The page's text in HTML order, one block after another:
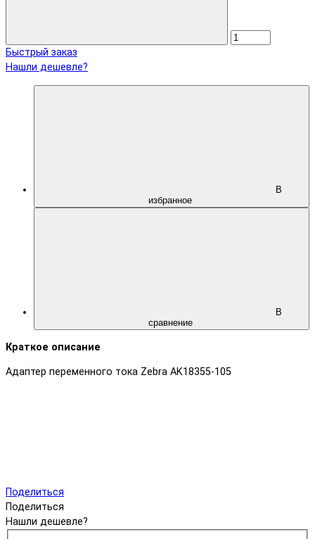
Быстрый заказ
Нашли дешевле?
В
избранное
В
сравнение
Краткое описание
Адаптер переменного тока Zebra AK18355-105
Поделиться
Поделиться
Нашли дешевле?